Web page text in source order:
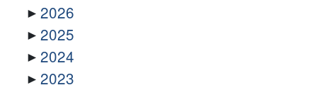
2026
2025
2024
2023